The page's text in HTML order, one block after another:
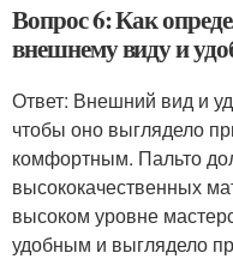
Вопрос 6: Как
внешнему виду и
Ответ: Внешний вид и
чтобы оно выглядело
комфортным. Пальто
высококачественных
высоком уровне
удобным и выглядело